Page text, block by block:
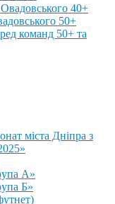
40+
50+
команд 50+ та
міста Дніпра з
А»
Б»